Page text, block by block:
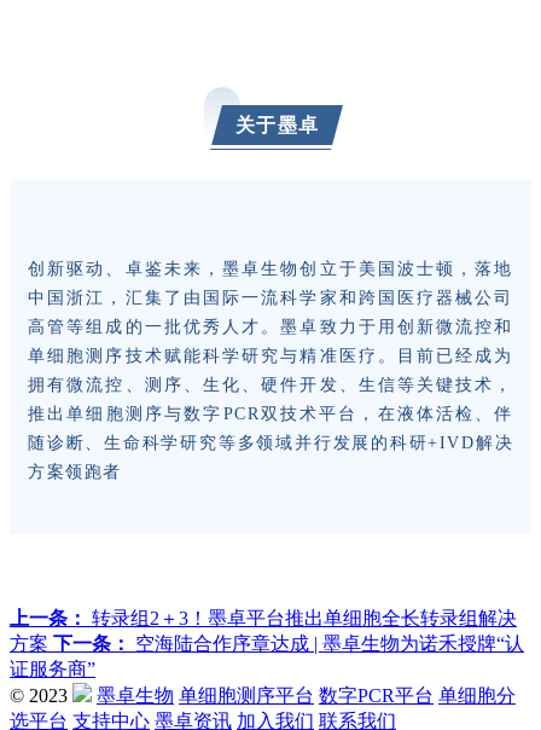
关于墨卓
创新驱动、卓鉴未来，墨卓生物创立于美国波士顿，落地
中国浙江，汇集了由国际一流科学家和跨国医疗器械公司
高管等组成的一批优秀人才。墨卓致力于用创新微流控和
单细胞测序技术赋能科学研究与精准医疗。目前已经成为
拥有微流控、测序、生化、硬件开发、生信等关键技术，
推出单细胞测序与数字PCR双技术平台，在液体活检、伴
随诊断、生命科学研究等多领域并行发展的科研+IVD解决
方案领跑者
上一条： 转录组2＋3！墨卓平台推出单细胞全长转录组解决
方案 下一条：
空海陆合作序章达成 | 墨卓生物为诺禾授牌“认
证服务商”
© 2023
墨卓生物 单细胞测序平台 数字PCR平台 单细胞分
选平台 支持中心 墨卓资讯 加入我们 联系我们